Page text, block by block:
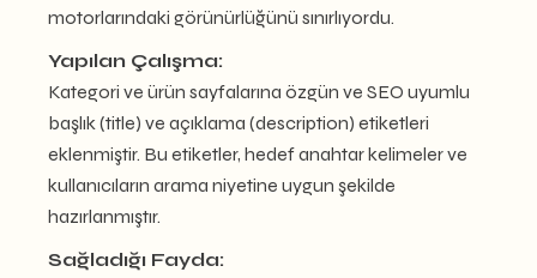
motorlarındaki görünürlüğünü sınırlıyordu.
Yapılan Çalışma:
Kategori ve ürün sayfalarına özgün ve SEO uyumlu
başlık (title) ve açıklama (description) etiketleri
eklenmiştir. Bu etiketler, hedef anahtar kelimeler ve
kullanıcıların arama niyetine uygun şekilde
hazırlanmıştır.
Sağladığı Fayda: